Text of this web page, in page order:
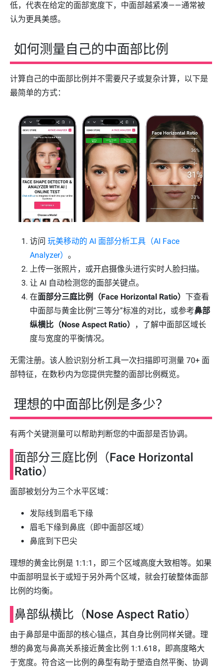
低，代表在给定的面部宽度下，中面部越紧凑——通常被
认为更具美感。
如何测量自己的中面部比例
计算自己的中面部比例并不需要尺子或复杂计算，以下是
最简单的方式：
访问 玩美移动的 AI 面部分析工具（AI Face
Analyzer） 。
上传一张照片，或开启摄像头进行实时人脸扫描。
让 AI 自动检测您的面部关键点。
在面部分三庭比例（Face Horizontal Ratio） 下查看
中面部与黄金比例“三等分”标准的对比，或参考鼻部
纵横比（Nose Aspect Ratio）
，了解中面部区域长
度与宽度的平衡情况。
无需注册。该人脸识别分析工具一次扫描即可测量 70+ 面
部特征，在数秒内为您提供完整的面部比例概览。
理想的中面部比例是多少？
有两个关键测量可以帮助判断您的中面部是否协调。
面部分三庭比例（Face Horizontal
Ratio）
面部被划分为三个水平区域：
发际线到眉毛下缘
眉毛下缘到鼻底（即中面部区域）
鼻底到下巴尖
理想的黄金比例是 1:1:1，即三个区域高度大致相等。如果
中面部明显长于或短于另外两个区域，就会打破整体面部
比例的均衡。
鼻部纵横比（Nose Aspect Ratio）
由于鼻部是中面部的核心锚点，其自身比例同样关键。理
想的鼻宽与鼻高关系接近黄金比例 1:1.618，即高度略大
于宽度。符合这一比例的鼻型有助于塑造自然平衡、协调